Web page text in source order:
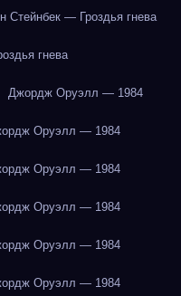
Стейнбек — Гроздья гнева
гнева
Джордж Оруэлл — 1984
Оруэлл — 1984
Оруэлл — 1984
Оруэлл — 1984
Оруэлл — 1984
Оруэлл — 1984